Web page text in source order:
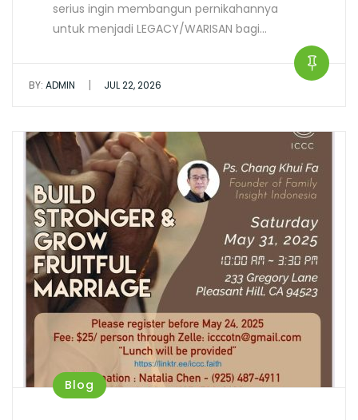
serius ingin membangun pernikahannya
untuk menjadi LEGACY/WARISAN bagi…
BY: ADMIN | JUL 22, 2026
Blog